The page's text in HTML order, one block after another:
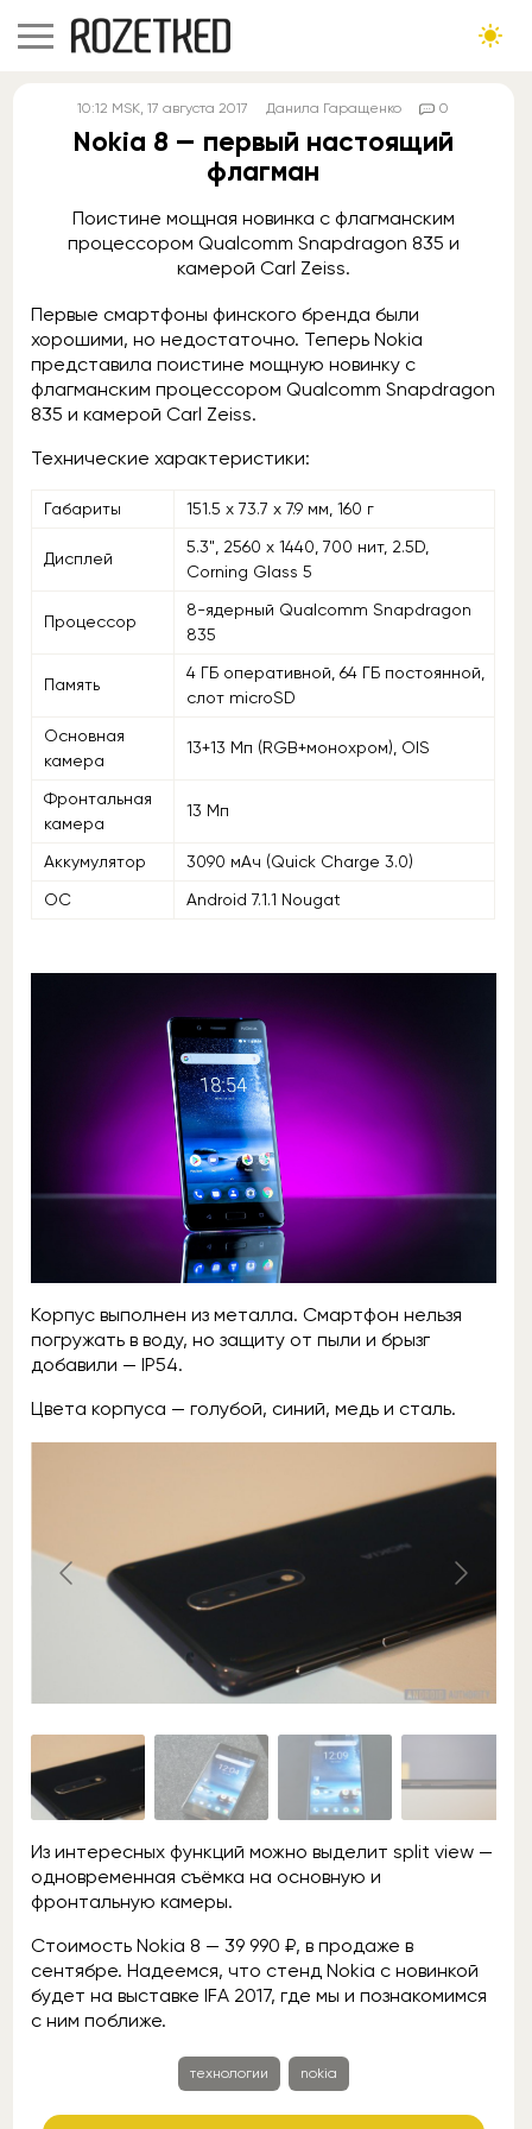
10:12 MSK, 17 августа 2017 Данила Гаращенко 0
Nokia 8 — первый настоящий
флагман
Поистине мощная новинка с флагманским
процессором Qualcomm Snapdragon 835 и
камерой Carl Zeiss.
Первые смартфоны финского бренда были
хорошими, но недостаточно. Теперь Nokia
представила поистине мощную новинку с
флагманским процессором Qualcomm Snapdragon
835 и камерой Carl Zeiss.
Технические характеристики:
Габариты 151.5 x 73.7 x 7.9 мм, 160 г
Дисплей
5.3", 2560 x 1440, 700 нит, 2.5D,
Corning Glass 5
Процессор
8-ядерный Qualcomm Snapdragon
835
Память
4 ГБ оперативной, 64 ГБ постоянной,
слот microSD
Основная
камера
13+13 Мп (RGB+монохром), OIS
Фронтальная
камера
13 Мп
Аккумулятор
3090 мАч (Quick Charge 3.0)
ОС
Android 7.1.1 Nougat
Корпус выполнен из металла. Смартфон нельзя
погружать в воду, но защиту от пыли и брызг
добавили — IP54.
Цвета корпуса — голубой, синий, медь и сталь.
Из интересных функций можно выделит split view —
одновременная съёмка на основную и
фронтальную камеры.
Стоимость Nokia 8 — 39 990 ₽, в продаже в
сентябре. Надеемся, что стенд Nokia с новинкой
будет на выставке IFA 2017, где мы и познакомимся
с ним поближе.
технологии nokia